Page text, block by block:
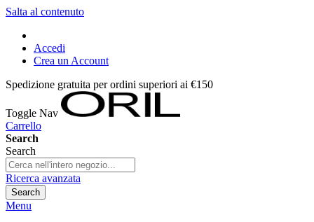
Salta al contenuto
Accedi
Crea un Account
Spedizione gratuita per ordini superiori ai €150
Toggle Nav
Carrello
Search
Search
Ricerca avanzata
Search
Menu